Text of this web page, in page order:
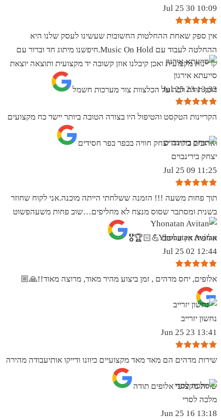
10:09 30 Jul 25
אין ספק שאחת ההחלטות החשובות שעשינו לעסק שלנו היא
ההחלטה לעבוד עם Music On Hold.חיפשנו מיתוג חד וברור עם
קריינות מקצועית ואכן קיבלנו אוזן קשובה יד מקצועית ותוצאה יוצאת
דופן.תודה רבה על הכלצוות צור מערכות חשמל
סייעתא אירגון
13:32 23 Jul 25
הקריינות הטקסט והטיפול היו בצורה הטובה ביותר יישר כח מקצועים
ואדיבים בתודה יצחק חוויה בכפר כפר חסידים
יצחק בירינבוים
11:25 09 Jul 25
תוך פחות משעה !!! הזמנה ששלחתי הייתה מוכנה.אני לקוח שחוזר
בשנית ומסתבר שסוס מנצח לא מחליפים…שוב פחות משעהפשוט
אליפות אין עליכם 💪🏻🏆🎖
Yhonatan Avitan
12:44 02 Jul 25
אלופים, יחס מדהים , זמן ביצוע מהיר מאוד, מרוצה מאוד!!🙏🏼
נחשון יזרייב
13:41 23 Jun 25
שירות מדהים הם מאד מאד מקצועיים כיוונו ודייקו אותיעבודה מהירה
שרות מקצועי אלופים תודה
מלכה לסרי
13:18 16 Jun 25